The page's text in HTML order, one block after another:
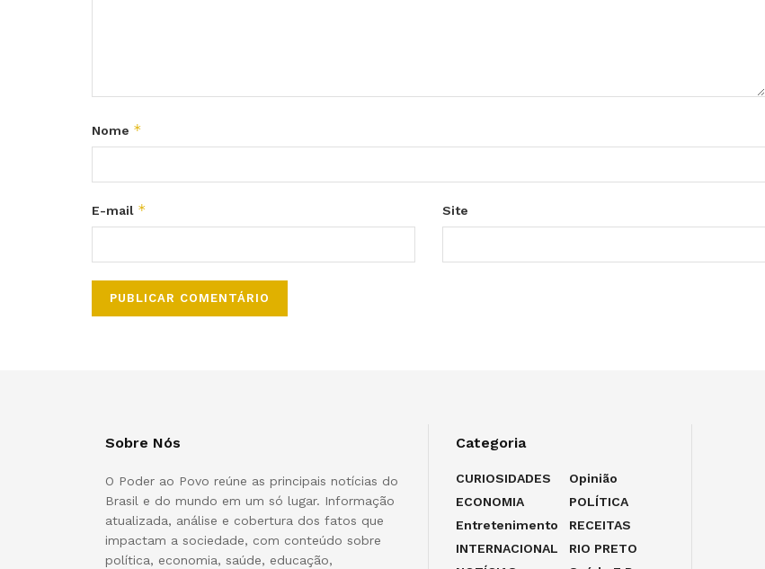
Nome *
E-mail * Site
Sobre Nós
O Poder ao Povo reúne as principais notícias do
Brasil e do mundo em um só lugar. Informação
atualizada, análise e cobertura dos fatos que
impactam a sociedade, com conteúdo sobre
política, economia, saúde, educação,
Categoria
CURIOSIDADES
ECONOMIA
Entretenimento
INTERNACIONAL
Opinião
POLÍTICA
RECEITAS
RIO PRETO